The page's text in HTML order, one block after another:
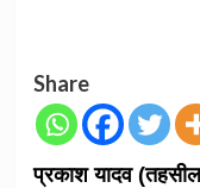
Share
प्रकाश यादव (तहसील